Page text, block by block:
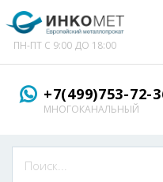
ПН-ПТ С 9:00 ДО 18:00
+7(499)753-72-
МНОГОКАНАЛЬНЫЙ